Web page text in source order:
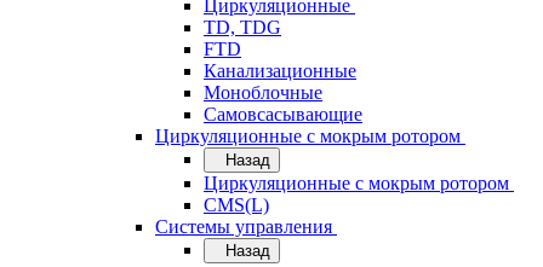
Циркуляционные
TD, TDG
FTD
Канализационные
Моноблочные
Самовсасывающие
Циркуляционные с мокрым ротором
Назад
Циркуляционные с мокрым ротором
CMS(L)
Системы управления
Назад